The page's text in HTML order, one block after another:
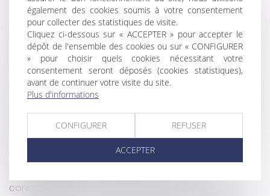
consommation
Non-renvoi de QPC : action en recherche judiciaire
de paternité hors mariage
Procédure de médiation en matière de sécurité
sociale des indépendants
Irrecevabilité de l’action en partage fondée sur un
recel successoral
Location : qui paie les réparations des fenêtres et
des volets ?
Déclaration obligatoire des travailleurs
handicapés via la DSN : précisions
concurrence
également des cookies soumis à votre consentement
pour collecter des statistiques de visite.
Cliquez ci-dessous sur « ACCEPTER » pour accepter le
dépôt de l'ensemble des cookies ou sur « CONFIGURER
» pour choisir quels cookies nécessitant votre
consentement seront déposés (cookies statistiques),
avant de continuer votre visite du site.
Plus d'informations
CONFIGURER REFUSER
ACCEPTER